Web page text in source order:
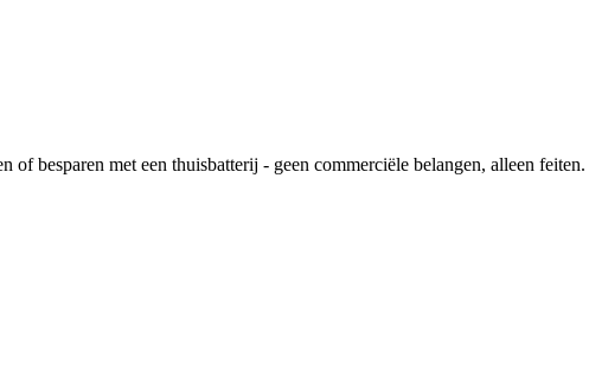
of besparen met een thuisbatterij - geen commerciële belangen, alleen feiten.